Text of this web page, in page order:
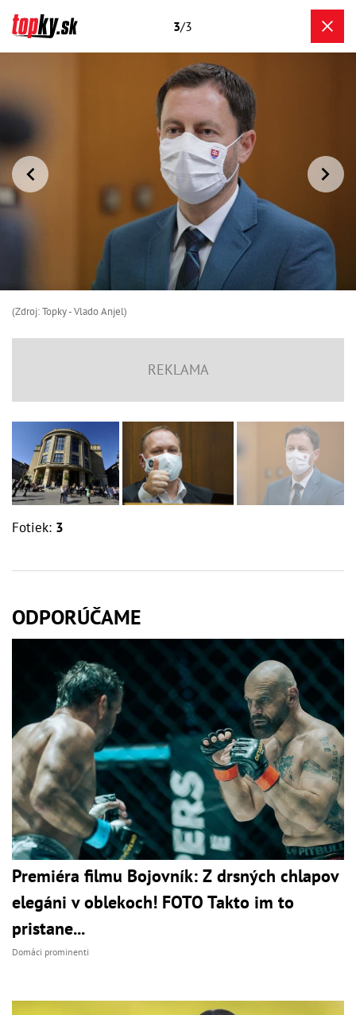
3/3
(Zdroj: Topky - Vlado Anjel)
Fotiek: 3
ODPORÚČAME
Premiéra filmu Bojovník: Z drsných chlapov
elegáni v oblekoch! FOTO Takto im to
pristane...
Domáci prominenti